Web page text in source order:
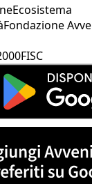
Ecosistema
Fondazione
FISC